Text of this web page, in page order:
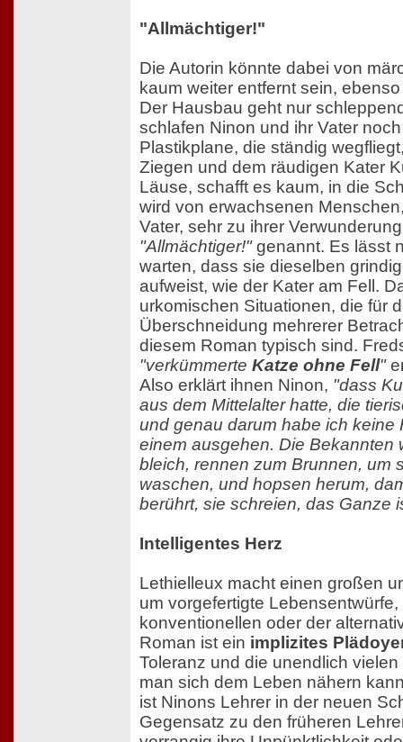
"Allmächtiger!"
Die Autorin könnte dabei von
kaum weiter entfernt sein,
Der Hausbau geht nur
schlafen Ninon und ihr Vater
Plastikplane, die ständig
Ziegen und dem räudigen Kater
Läuse, schafft es kaum, in die
wird von erwachsenen
Vater, sehr zu ihrer
"Allmächtiger!"genannt. Es lässt
warten, dass sie dieselben
aufweist, wie der Kater am Fell.
urkomischen Situationen, die für
Überschneidung mehrerer
diesem Roman typisch sind.
"verkümmerte Katze ohne Fell"
Also erklärt ihnen Ninon, "dass
aus dem Mittelalter hatte, die
und genau darum habe ich keine
einem ausgehen. Die Bekannten
bleich, rennen zum Brunnen, um
waschen, und hopsen herum,
berührt, sie schreien, das Ganze
Intelligentes Herz
Lethielleux macht einen großen
um vorgefertigte
konventionellen oder der
Roman ist ein implizites
Toleranz und die unendlich
man sich dem Leben nähern
ist Ninons Lehrer in der neuen
Gegensatz zu den früheren